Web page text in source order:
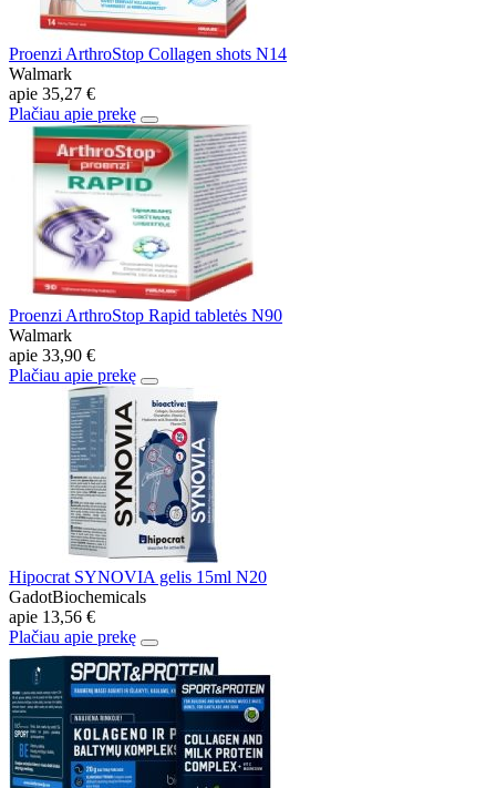
Proenzi ArthroStop Collagen shots N14
Walmark
apie 35,27 €
Plačiau apie prekę
Proenzi ArthroStop Rapid tabletės N90
Walmark
apie 33,90 €
Plačiau apie prekę
Hipocrat SYNOVIA gelis 15ml N20
GadotBiochemicals
apie 13,56 €
Plačiau apie prekę